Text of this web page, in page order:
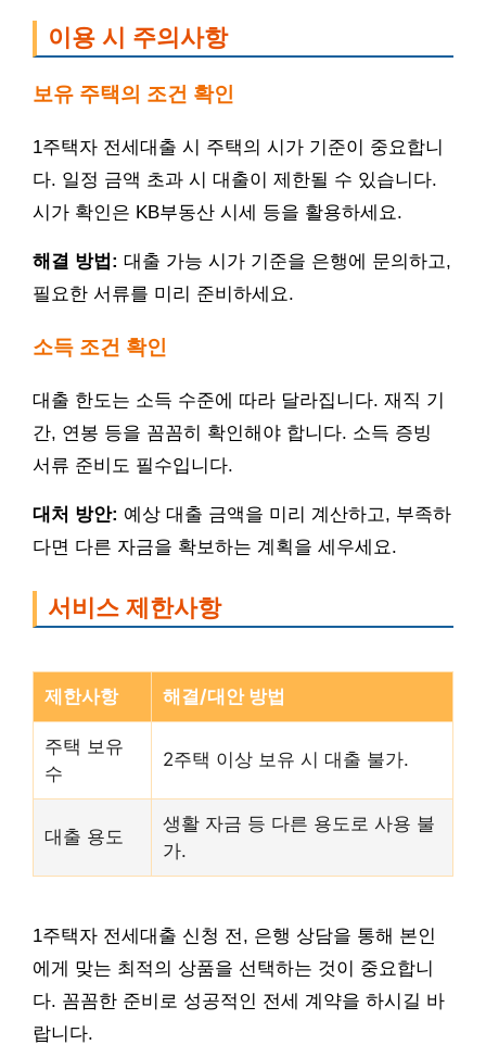
이용 시 주의사항
보유 주택의 조건 확인
1주택자 전세대출 시 주택의 시가 기준이 중요합니
다. 일정 금액 초과 시 대출이 제한될 수 있습니다.
시가 확인은 KB부동산 시세 등을 활용하세요.
해결 방법: 대출 가능 시가 기준을 은행에 문의하고,
필요한 서류를 미리 준비하세요.
소득 조건 확인
대출 한도는 소득 수준에 따라 달라집니다. 재직 기
간, 연봉 등을 꼼꼼히 확인해야 합니다. 소득 증빙
서류 준비도 필수입니다.
대처 방안: 예상 대출 금액을 미리 계산하고, 부족하
다면 다른 자금을 확보하는 계획을 세우세요.
서비스 제한사항
제한사항 해결/대안 방법
주택 보유
수
2주택 이상 보유 시 대출 불가.
대출 용도
생활 자금 등 다른 용도로 사용 불
가.
1주택자 전세대출 신청 전, 은행 상담을 통해 본인
에게 맞는 최적의 상품을 선택하는 것이 중요합니
다. 꼼꼼한 준비로 성공적인 전세 계약을 하시길 바
랍니다.